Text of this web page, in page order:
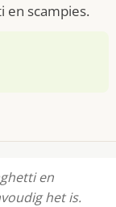
en scampies.
en
het is.